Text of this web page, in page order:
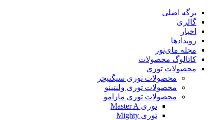
پرش
محتوا
برگه اصلی
گالری
اخبار
رویدادها
مجله مای‌تور
کاتالوگ محصولات
محصولات توری
محصولات توری سیگنیچر
محصولات توری ولنتینو
محصولات توری مارامو
توری Master A
توری Mighty